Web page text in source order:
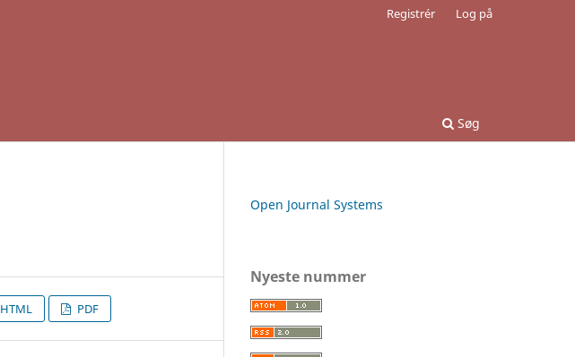
Søg
Registrér Log på
HTML PDF
Open Journal Systems
Nyeste nummer